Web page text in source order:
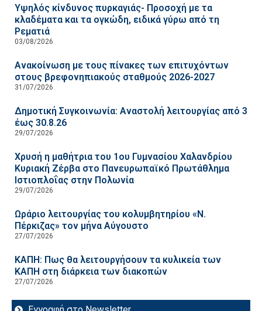
Υψηλός κίνδυνος πυρκαγιάς- Προσοχή με τα
κλαδέματα και τα ογκώδη, ειδικά γύρω από τη
Ρεματιά
03/08/2026
Ανακοίνωση με τους πίνακες των επιτυχόντων
στους βρεφονηπιακούς σταθμούς 2026-2027
31/07/2026
Δημοτική Συγκοινωνία: Αναστολή λειτουργίας από 3
έως 30.8.26
29/07/2026
Χρυσή η μαθήτρια του 1ου Γυμνασίου Χαλανδρίου
Κυριακή Ζέρβα στο Πανευρωπαϊκό Πρωτάθλημα
Ιστιοπλοΐας στην Πολωνία
29/07/2026
Ωράριο λειτουργίας του κολυμβητηρίου «Ν.
Πέρκιζας» τον μήνα Αύγουστο
27/07/2026
ΚΑΠΗ: Πως θα λειτουργήσουν τα κυλικεία των
ΚΑΠΗ στη διάρκεια των διακοπών
27/07/2026